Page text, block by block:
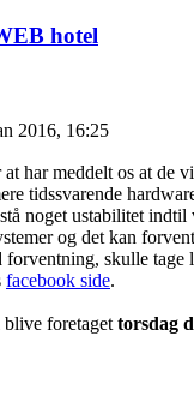
hotel
2016, 16:25
har meddelt os at de
tidssvarende
noget ustabilitet
og det kan
forventning, skulle
facebook side.
foretaget torsdag